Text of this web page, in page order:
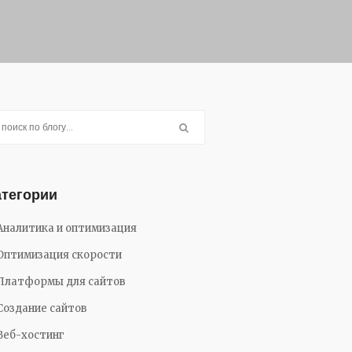
и оптимизация
скорости
для сайтов
сайтов
хостинг